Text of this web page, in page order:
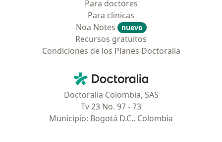
Para doctores
Para clinicas
Noa Notes
nuevo
Recursos gratuitos
Condiciones de los Planes Doctoralia
Doctoralia - Página de inicio
Doctoralia Colombia, SAS
Tv 23 No. 97 - 73
Municipio: Bogotá D.C., Colombia